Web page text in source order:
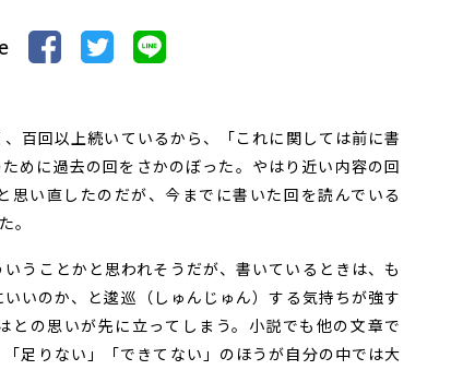
百回以上続いているから、「これに関しては前に書
めに過去の回をさかのぼった。やはり近い内容の回
思い直したのだが、今までに書いた回を読んでいる
。
うことかと思われそうだが、書いているときは、も
いのか、と逡巡（しゅんじゅん）する気持ちが強す
との思いが先に立ってしまう。小説でも他の文章で
足りない」「できてない」のほうが自分の中では大